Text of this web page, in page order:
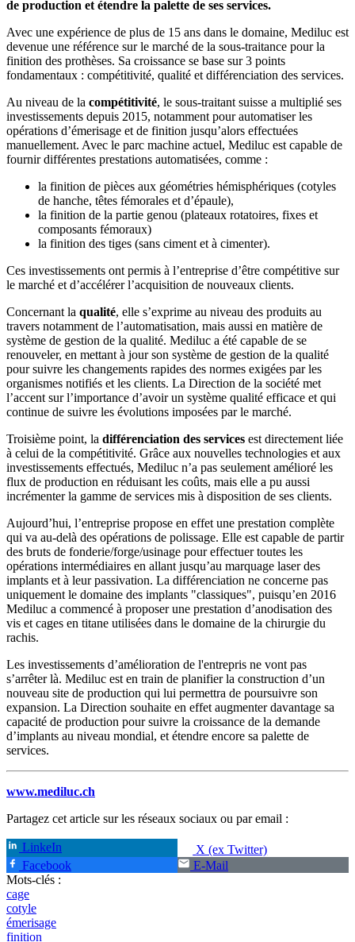
de production et étendre la palette de ses services.
Avec une expérience de plus de 15 ans dans le domaine, Mediluc est
devenue une référence sur le marché de la sous-traitance pour la
finition des prothèses. Sa croissance se base sur 3 points
fondamentaux : compétitivité, qualité et différenciation des services.
Au niveau de la compétitivité, le sous-traitant suisse a multiplié ses
investissements depuis 2015, notamment pour automatiser les
opérations d’émerisage et de finition jusqu’alors effectuées
manuellement. Avec le parc machine actuel, Mediluc est capable de
fournir différentes prestations automatisées, comme :
la finition de pièces aux géométries hémisphériques (cotyles
de hanche, têtes fémorales et d’épaule),
la finition de la partie genou (plateaux rotatoires, fixes et
composants fémoraux)
la finition des tiges (sans ciment et à cimenter).
Ces investissements ont permis à l’entreprise d’être compétitive sur
le marché et d’accélérer l’acquisition de nouveaux clients.
Concernant la qualité, elle s’exprime au niveau des produits au
travers notamment de l’automatisation, mais aussi en matière de
système de gestion de la qualité. Mediluc a été capable de se
renouveler, en mettant à jour son système de gestion de la qualité
pour suivre les changements rapides des normes exigées par les
organismes notifiés et les clients. La Direction de la société met
l’accent sur l’importance d’avoir un système qualité efficace et qui
continue de suivre les évolutions imposées par le marché.
Troisième point, la différenciation des services est directement liée
à celui de la compétitivité. Grâce aux nouvelles technologies et aux
investissements effectués, Mediluc n’a pas seulement amélioré les
flux de production en réduisant les coûts, mais elle a pu aussi
incrémenter la gamme de services mis à disposition de ses clients.
Aujourd’hui, l’entreprise propose en effet une prestation complète
qui va au-delà des opérations de polissage. Elle est capable de partir
des bruts de fonderie/forge/usinage pour effectuer toutes les
opérations intermédiaires en allant jusqu’au marquage laser des
implants et à leur passivation. La différenciation ne concerne pas
uniquement le domaine des implants "classiques", puisqu’en 2016
Mediluc a commencé à proposer une prestation d’anodisation des
vis et cages en titane utilisées dans le domaine de la chirurgie du
rachis.
Les investissements d’amélioration de l'entrepris ne vont pas
s’arrêter là. Mediluc est en train de planifier la construction d’un
nouveau site de production qui lui permettra de poursuivre son
expansion. La Direction souhaite en effet augmenter davantage sa
capacité de production pour suivre la croissance de la demande
d’implants au niveau mondial, et étendre encore sa palette de
services.
www.mediluc.ch
Partagez cet article sur les réseaux sociaux ou par email :
LinkeIn
X (ex Twitter)
Facebook
E-Mail
Mots-clés :
cage
cotyle
émerisage
finition